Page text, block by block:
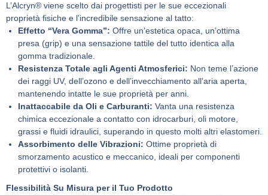
L’Alcryn® viene scelto dai progettisti per le sue eccezionali
proprietà fisiche e l’incredibile sensazione al tatto:
Effetto “Vera Gomma”: Offre un’estetica opaca, un’ottima
presa (grip) e una sensazione tattile del tutto identica alla
gomma tradizionale.
Resistenza Totale agli Agenti Atmosferici: Non teme l’azione
dei raggi UV, dell’ozono e dell’invecchiamento all’aria aperta,
mantenendo intatte le sue proprietà per anni.
Inattaccabile da Oli e Carburanti: Vanta una resistenza
chimica eccezionale a contatto con idrocarburi, oli motore,
grassi e fluidi idraulici, superando in questo molti altri elastomeri.
Assorbimento delle Vibrazioni: Ottime proprietà di
smorzamento acustico e meccanico, ideali per componenti
protettivi o isolanti.
Flessibilità Su Misura per il Tuo Prodotto